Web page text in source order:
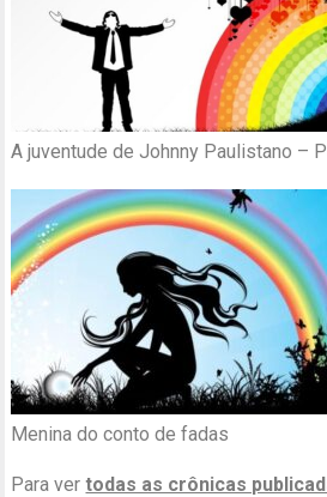
A juventude de Johnny Paulistano –
Menina do conto de fadas
Para vertodas as crônicas